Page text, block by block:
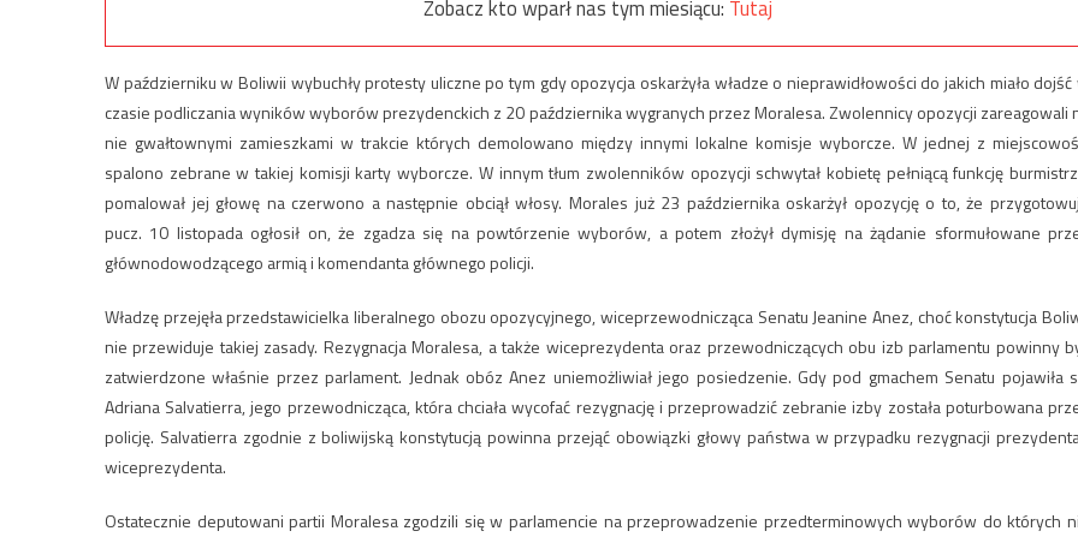
Zobacz kto wparł nas tym miesiącu: Tutaj
W październiku w Boliwii wybuchły protesty uliczne po tym gdy opozycja oskarżyła władze o nieprawidłowości do jakich miało dojść
czasie podliczania wyników wyborów prezydenckich z 20 października wygranych przez Moralesa. Zwolennicy opozycji zareagowali
nie gwałtownymi zamieszkami w trakcie których demolowano między innymi lokalne komisje wyborcze. W jednej z
spalono zebrane w takiej komisji karty wyborcze. W innym tłum zwolenników opozycji schwytał kobietę pełniącą funkcję
pomalował jej głowę na czerwono a następnie obciął włosy. Morales już 23 października oskarżył opozycję o to, że
pucz. 10 listopada ogłosił on, że zgadza się na powtórzenie wyborów, a potem złożył dymisję na żądanie sformułowane
głównodowodzącego armią i komendanta głównego policji.
Władzę przejęła przedstawicielka liberalnego obozu opozycyjnego, wiceprzewodnicząca Senatu Jeanine Anez, choć konstytucja
nie przewiduje takiej zasady. Rezygnacja Moralesa, a także wiceprezydenta oraz przewodniczących obu izb parlamentu powinny
zatwierdzone właśnie przez parlament. Jednak obóz Anez uniemożliwiał jego posiedzenie. Gdy pod gmachem Senatu pojawiła
Adriana Salvatierra, jego przewodnicząca, która chciała wycofać rezygnację i przeprowadzić zebranie izby została poturbowana
policję. Salvatierra zgodnie z boliwijską konstytucją powinna przejąć obowiązki głowy państwa w przypadku rezygnacji
wiceprezydenta.
Ostatecznie deputowani partii Moralesa zgodzili się w parlamencie na przeprowadzenie przedterminowych wyborów do których